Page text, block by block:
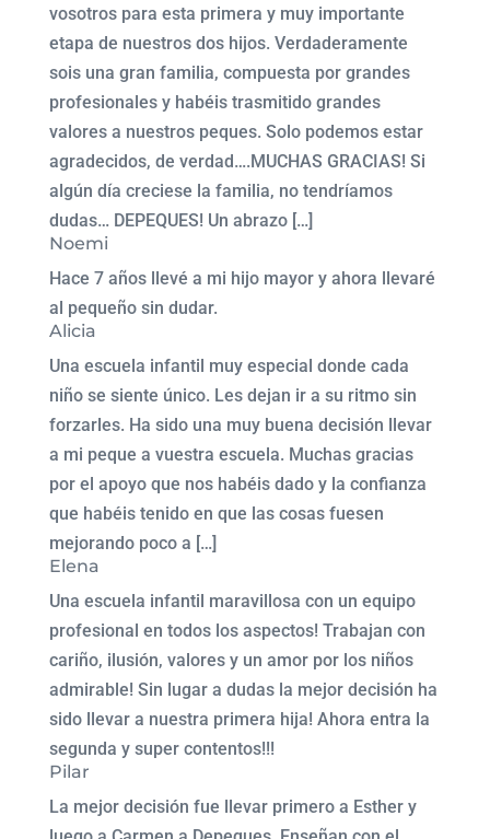
vosotros para esta primera y muy importante
etapa de nuestros dos hijos. Verdaderamente
sois una gran familia, compuesta por grandes
profesionales y habéis trasmitido grandes
valores a nuestros peques. Solo podemos estar
agradecidos, de verdad….MUCHAS GRACIAS! Si
algún día creciese la familia, no tendríamos
dudas… DEPEQUES! Un abrazo […]
Noemi
Hace 7 años llevé a mi hijo mayor y ahora llevaré
al pequeño sin dudar.
Alicia
Una escuela infantil muy especial donde cada
niño se siente único. Les dejan ir a su ritmo sin
forzarles. Ha sido una muy buena decisión llevar
a mi peque a vuestra escuela. Muchas gracias
por el apoyo que nos habéis dado y la confianza
que habéis tenido en que las cosas fuesen
mejorando poco a […]
Elena
Una escuela infantil maravillosa con un equipo
profesional en todos los aspectos! Trabajan con
cariño, ilusión, valores y un amor por los niños
admirable! Sin lugar a dudas la mejor decisión ha
sido llevar a nuestra primera hija! Ahora entra la
segunda y super contentos!!!
Pilar
La mejor decisión fue llevar primero a Esther y